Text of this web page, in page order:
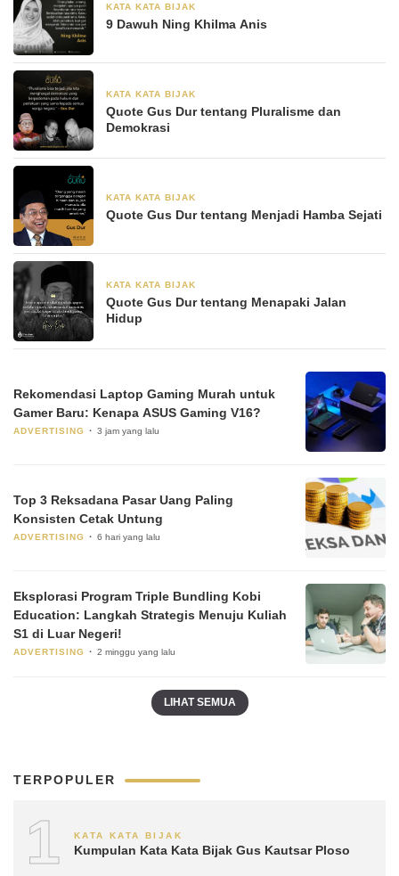
KATA KATA BIJAK
9 Dawuh Ning Khilma Anis
KATA KATA BIJAK
Quote Gus Dur tentang Pluralisme dan
Demokrasi
KATA KATA BIJAK
Quote Gus Dur tentang Menjadi Hamba Sejati
KATA KATA BIJAK
Quote Gus Dur tentang Menapaki Jalan
Hidup
Rekomendasi Laptop Gaming Murah untuk
Gamer Baru: Kenapa ASUS Gaming V16?
ADVERTISING 3 jam yang lalu
Top 3 Reksadana Pasar Uang Paling
Konsisten Cetak Untung
ADVERTISING 6 hari yang lalu
Eksplorasi Program Triple Bundling Kobi
Education: Langkah Strategis Menuju Kuliah
S1 di Luar Negeri!
ADVERTISING 2 minggu yang lalu
LIHAT SEMUA
TERPOPULER
1 KATA KATA BIJAK
Kumpulan Kata Kata Bijak Gus Kautsar Ploso